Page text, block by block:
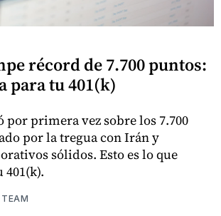
récord de 7.700 puntos:
para tu 401(k)
por primera vez sobre los 7.700
por la tregua con Irán y
sólidos. Esto es lo que